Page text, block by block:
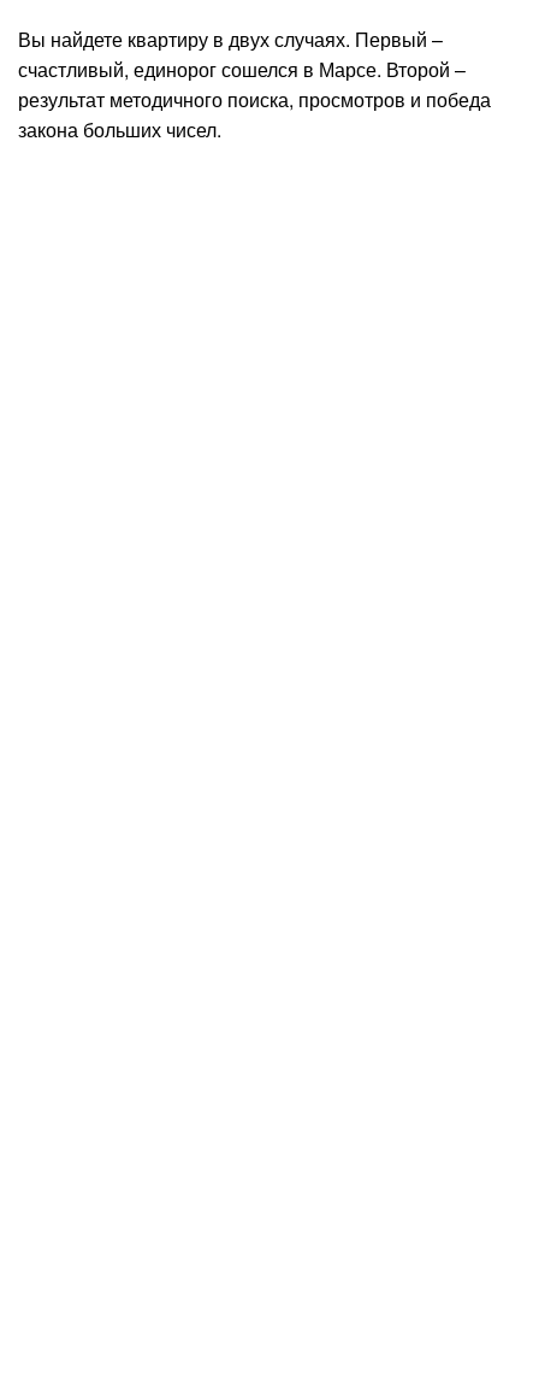
Вы найдете квартиру в двух случаях. Первый –
счастливый, единорог сошелся в Марсе. Второй –
результат методичного поиска, просмотров и победа
закона больших чисел.